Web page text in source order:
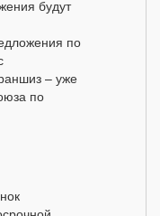
будут
по
– уже
по